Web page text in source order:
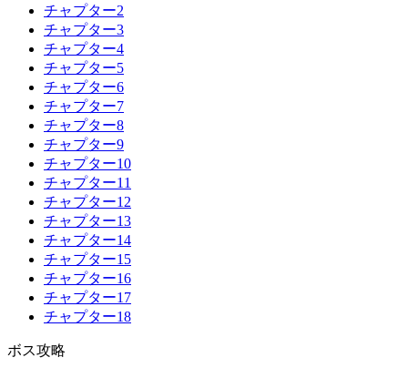
チャプター2
チャプター3
チャプター4
チャプター5
チャプター6
チャプター7
チャプター8
チャプター9
チャプター10
チャプター11
チャプター12
チャプター13
チャプター14
チャプター15
チャプター16
チャプター17
チャプター18
ボス攻略